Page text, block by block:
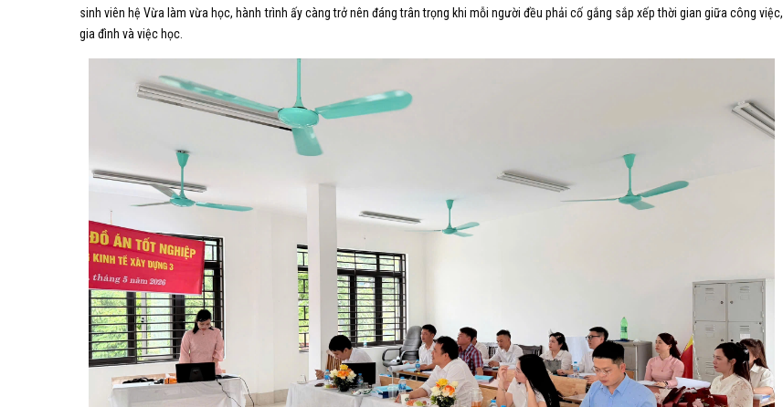
sinh viên hệ Vừa làm vừa học, hành trình ấy càng trở nên đáng trân trọng khi mỗi người đều phải cố gắng sắp xếp thời gian giữa công việc,
gia đình và việc học.